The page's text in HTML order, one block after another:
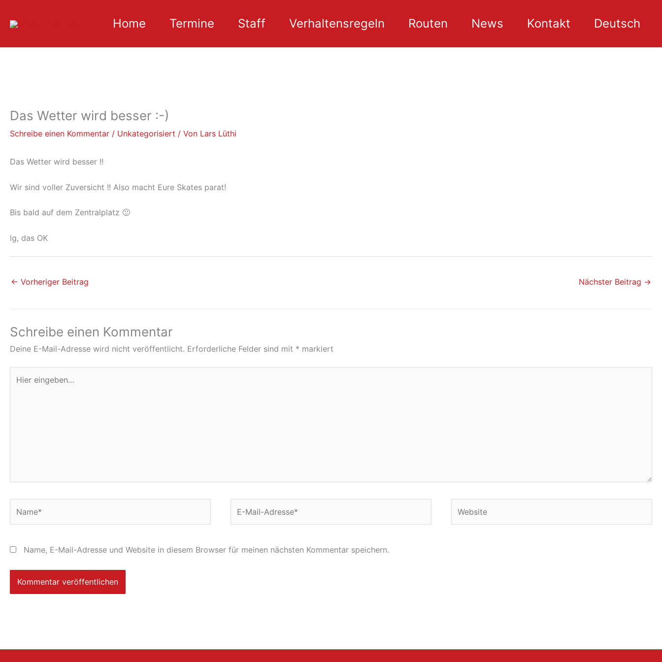
Inhalt
Home Termine Staff Verhaltensregeln Routen News Kontakt Deutsch
Das Wetter wird besser :-)
Schreibe einen Kommentar / Unkategorisiert / Von Lars Lüthi
Das Wetter wird besser !!
Wir sind voller Zuversicht !! Also macht Eure Skates parat!
Bis bald auf dem Zentralplatz 🙂
lg, das OK
← Vorheriger Beitrag Nächster Beitrag →
Schreibe einen Kommentar
Deine E-Mail-Adresse wird nicht veröffentlicht. Erforderliche Felder sind mit * markiert
eingeben…
Mail-
Name, E-Mail-Adresse und Website in diesem Browser für meinen nächsten Kommentar speichern.